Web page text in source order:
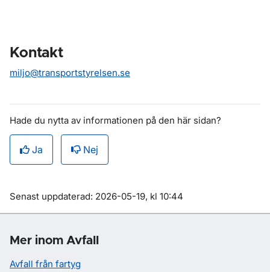
Kontakt
miljo@transportstyrelsen.se
Hade du nytta av informationen på den här sidan?
Ja Nej
Om sidan
Senast uppdaterad: 2026-05-19, kl 10:44
Mer inom Avfall
Avfall från fartyg